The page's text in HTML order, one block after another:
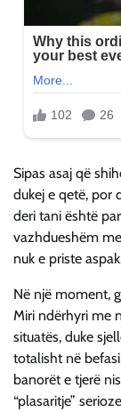
Sipas asaj që
dukej e qetë, por
deri tani është
vazhdueshëm
nuk e priste
Në një moment,
Miri ndërhyri me
situatës, duke
totalisht në
banorët e tjerë
“plasaritje”